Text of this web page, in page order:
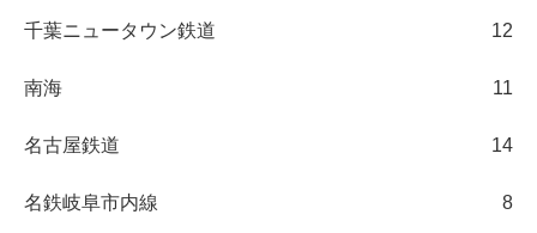
千葉ニュータウン鉄道 12
南海 11
名古屋鉄道 14
名鉄岐阜市内線 8